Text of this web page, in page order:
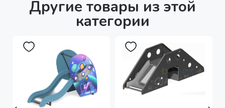
Другие товары из этой
категории